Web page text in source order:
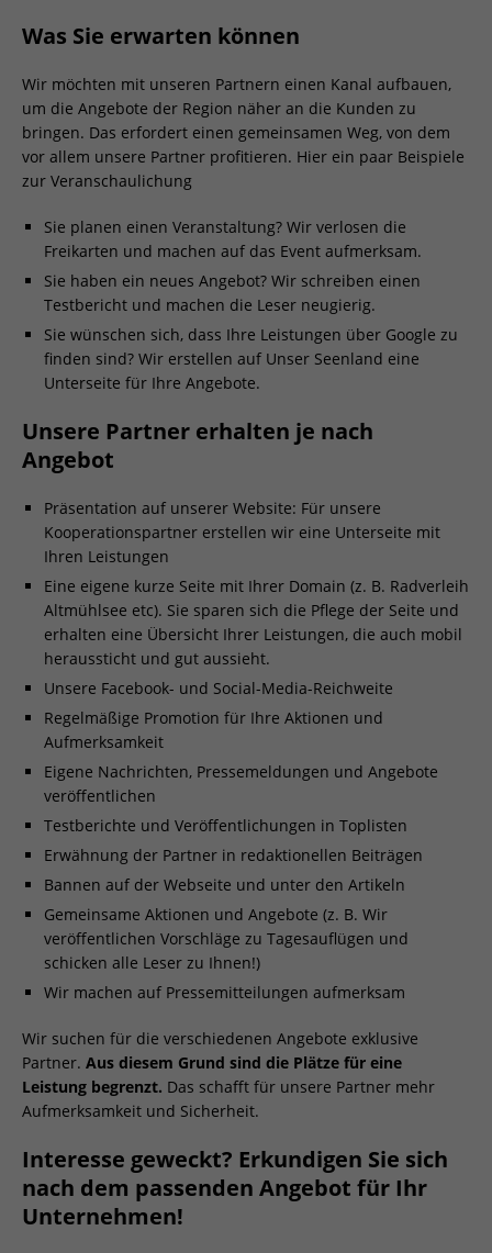
Was Sie erwarten können
Wir möchten mit unseren Partnern einen Kanal aufbauen,
um die Angebote der Region näher an die Kunden zu
bringen. Das erfordert einen gemeinsamen Weg, von dem
vor allem unsere Partner profitieren. Hier ein paar Beispiele
zur Veranschaulichung
Sie planen einen Veranstaltung? Wir verlosen die
Freikarten und machen auf das Event aufmerksam.
Sie haben ein neues Angebot? Wir schreiben einen
Testbericht und machen die Leser neugierig.
Sie wünschen sich, dass Ihre Leistungen über Google zu
finden sind? Wir erstellen auf Unser Seenland eine
Unterseite für Ihre Angebote.
Unsere Partner erhalten je nach
Angebot
Präsentation auf unserer Website: Für unsere
Kooperationspartner erstellen wir eine Unterseite mit
Ihren Leistungen
Eine eigene kurze Seite mit Ihrer Domain (z. B. Radverleih
Altmühlsee etc). Sie sparen sich die Pflege der Seite und
erhalten eine Übersicht Ihrer Leistungen, die auch mobil
heraussticht und gut aussieht.
Unsere Facebook- und Social-Media-Reichweite
Regelmäßige Promotion für Ihre Aktionen und
Aufmerksamkeit
Eigene Nachrichten, Pressemeldungen und Angebote
veröffentlichen
Testberichte und Veröffentlichungen in Toplisten
Erwähnung der Partner in redaktionellen Beiträgen
Bannen auf der Webseite und unter den Artikeln
Gemeinsame Aktionen und Angebote (z. B. Wir
veröffentlichen Vorschläge zu Tagesauflügen und
schicken alle Leser zu Ihnen!)
Wir machen auf Pressemitteilungen aufmerksam
Wir suchen für die verschiedenen Angebote exklusive
Partner. Aus diesem Grund sind die Plätze für eine
Leistung begrenzt. Das schafft für unsere Partner mehr
Aufmerksamkeit und Sicherheit.
Interesse geweckt? Erkundigen Sie sich
nach dem passenden Angebot für Ihr
Unternehmen!